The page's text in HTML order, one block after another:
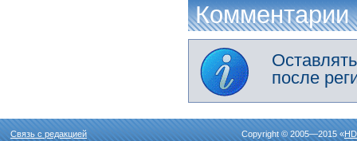
Комментарии
после
Связь с редакцией
Copyright © 2005—2015 «